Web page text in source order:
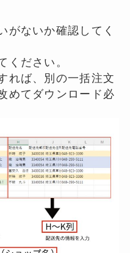
がないか確認してく
ください。
れば、別の一括注文
めてダウンロード必